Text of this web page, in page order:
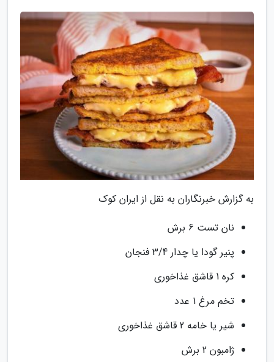
به گزارش خبرنگاران به نقل از ایران کوک
نان تست 6 برش
پنیر گودا یا چدار 3/4 فنجان
کره 1 قاشق غذاخوری
تخم مرغ 1 عدد
شیر یا خامه 2 قاشق غذاخوری
ژامبون 2 برش